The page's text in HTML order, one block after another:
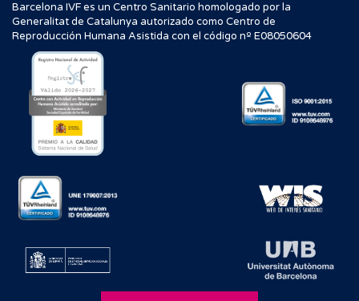
Barcelona IVF es un Centro Sanitario homologado por la
Generalitat de Catalunya autorizado como Centro de
Reproducción Humana Asistida con el código nº E08050604